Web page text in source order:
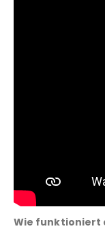
Wie funktioniert